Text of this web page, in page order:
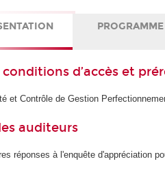
PROGRAMME
d’accès et
et Contrôle de Gestion
auditeurs
réponses à l'enquête d'appréciation